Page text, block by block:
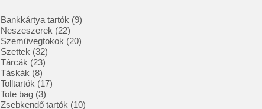
Bankkártya tartók 99
Neszeszerek 2222
termék
Szemüvegtokok 2020
Szettek 3232
termék
Tárcák 2323
termék
Táskák 88
termék
Tolltartók 1717
Tote bag 33
termék
Zsebkendő tartók 1010